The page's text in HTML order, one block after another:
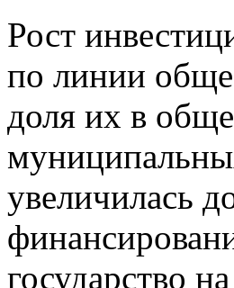
Рост
по линии
доля их в
увеличилась
государство